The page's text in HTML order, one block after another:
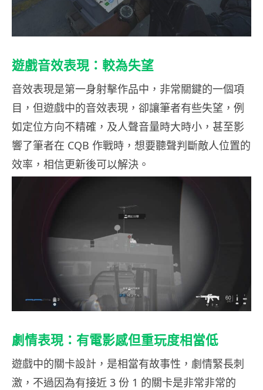
遊戲音效表現：較為失望
音效表現是第一身射擊作品中，非常關鍵的一個項
目，但遊戲中的音效表現，卻讓筆者有些失望，例
如定位方向不精確，及人聲音量時大時小，甚至影
響了筆者在 CQB 作戰時，想要聽聲判斷敵人位置的
效率，相信更新後可以解決。
劇情表現：有電影感但重玩度相當低
遊戲中的關卡設計，是相當有故事性，劇情緊長刺
激，不過因為有接近 3 份 1 的關卡是非常非常的